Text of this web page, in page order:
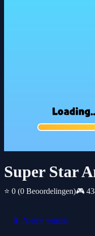
Super Star
⭐ 0 (0 Beoordelingen)🎮
📱 Nieuw venster